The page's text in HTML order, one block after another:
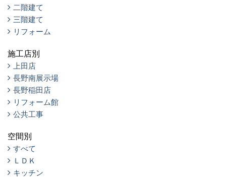
二階建て
三階建て
リフォーム
施工店別
上田店
長野南展示場
長野稲田店
リフォーム館
公共工事
空間別
すべて
ＬＤＫ
キッチン